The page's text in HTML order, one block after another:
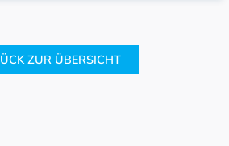
ZUR ÜBERSICHT